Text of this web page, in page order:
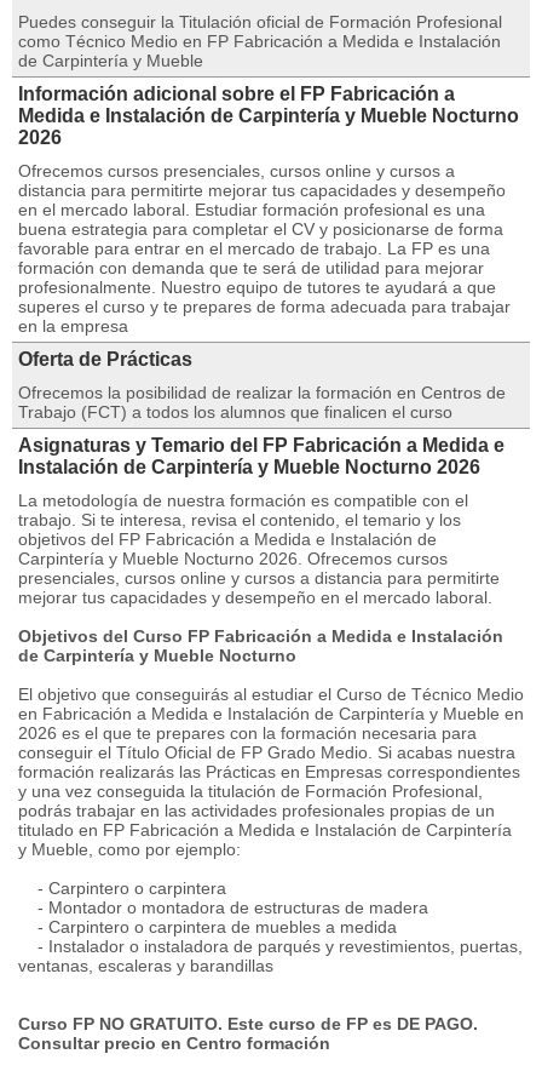
Puedes conseguir la Titulación oficial de Formación Profesional
como Técnico Medio en FP Fabricación a Medida e Instalación
de Carpintería y Mueble
Información adicional sobre el FP Fabricación a
Medida e Instalación de Carpintería y Mueble Nocturno
2026
Ofrecemos cursos presenciales, cursos online y cursos a
distancia para permitirte mejorar tus capacidades y desempeño
en el mercado laboral. Estudiar formación profesional es una
buena estrategia para completar el CV y posicionarse de forma
favorable para entrar en el mercado de trabajo. La FP es una
formación con demanda que te será de utilidad para mejorar
profesionalmente. Nuestro equipo de tutores te ayudará a que
superes el curso y te prepares de forma adecuada para trabajar
en la empresa
Oferta de Prácticas
Ofrecemos la posibilidad de realizar la formación en Centros de
Trabajo (FCT) a todos los alumnos que finalicen el curso
Asignaturas y Temario del FP Fabricación a Medida e
Instalación de Carpintería y Mueble Nocturno 2026
La metodología de nuestra formación es compatible con el
trabajo. Si te interesa, revisa el contenido, el temario y los
objetivos del FP Fabricación a Medida e Instalación de
Carpintería y Mueble Nocturno 2026. Ofrecemos cursos
presenciales, cursos online y cursos a distancia para permitirte
mejorar tus capacidades y desempeño en el mercado laboral.
Objetivos del Curso FP Fabricación a Medida e Instalación
de Carpintería y Mueble Nocturno
El objetivo que conseguirás al estudiar el Curso de Técnico Medio
en Fabricación a Medida e Instalación de Carpintería y Mueble en
2026 es el que te prepares con la formación necesaria para
conseguir el Título Oficial de FP Grado Medio. Si acabas nuestra
formación realizarás las Prácticas en Empresas correspondientes
y una vez conseguida la titulación de Formación Profesional,
podrás trabajar en las actividades profesionales propias de un
titulado en FP Fabricación a Medida e Instalación de Carpintería
y Mueble, como por ejemplo:
- Carpintero o carpintera
- Montador o montadora de estructuras de madera
- Carpintero o carpintera de muebles a medida
- Instalador o instaladora de parqués y revestimientos, puertas,
ventanas, escaleras y barandillas
Curso FP NO GRATUITO. Este curso de FP es DE PAGO.
Consultar precio en Centro formación